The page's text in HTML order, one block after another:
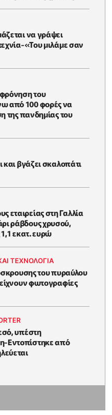
να γράψει
«Του μιλάμε σαν
του
από 100 φορές να
της πανδημίας του
βγάζει σκαλοπάτι
εταιρείας στη Γαλλία
ράβδους χρυσού,
εκατ. ευρώ
ΤΕΧΝΟΛΟΓΊΑ
του πυραύλου
φωτογραφίες
υπέστη
Εντοπίστηκε από